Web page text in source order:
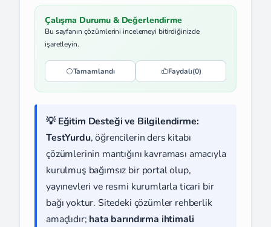
Çalışma Durumu & Değerlendirme
Bu sayfanın çözümlerini incelemeyi bitirdiğinizde
işaretleyin.
Tamamlandı Faydalı(0)
💡 Eğitim Desteği ve Bilgilendirme:
TestYurdu, öğrencilerin ders kitabı
çözümlerinin mantığını kavraması amacıyla
kurulmuş bağımsız bir portal olup,
yayınevleri ve resmi kurumlarla ticari bir
bağı yoktur. Sitedeki çözümler rehberlik
amaçlıdır; hata barındırma ihtimali